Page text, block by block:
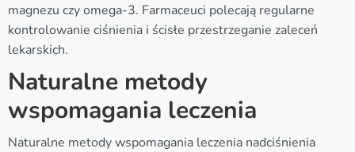
magnezu czy omega-3. Farmaceuci polecają regularne
kontrolowanie ciśnienia i ścisłe przestrzeganie zaleceń
lekarskich.
Naturalne metody
wspomagania leczenia
Naturalne metody wspomagania leczenia nadciśnienia